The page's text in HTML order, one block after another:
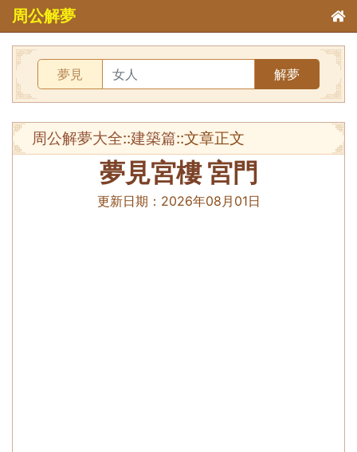
周公解夢
夢見 解夢
周公解夢大全::建築篇::文章正文
夢見宮樓 宮門
更新日期： 2026年08月01日